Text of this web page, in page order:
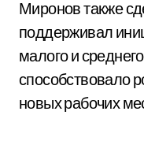
Миронов также
поддерживал
малого и
способствовало
новых рабочих